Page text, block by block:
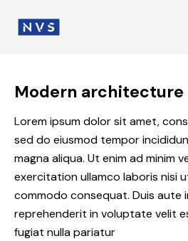
Modern architecture
Lorem ipsum dolor sit amet,
sed do eiusmod tempor
magna aliqua. Ut enim ad minim
exercitation ullamco laboris nisi
commodo consequat. Duis aute
reprehenderit in voluptate velit
fugiat nulla pariatur